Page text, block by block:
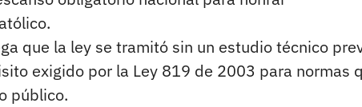
que la ley se tramitó sin un estudio técnico
exigido por la Ley 819 de 2003 para normas
público.